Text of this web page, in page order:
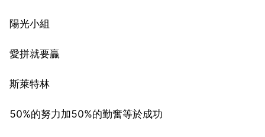
陽光小組
愛拼就要贏
斯萊特林
50%的努力加50%的勤奮等於成功